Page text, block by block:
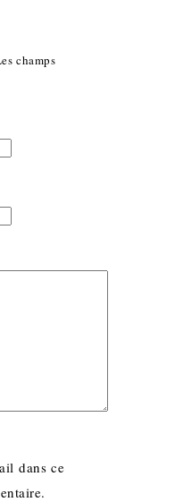
champs
dans ce